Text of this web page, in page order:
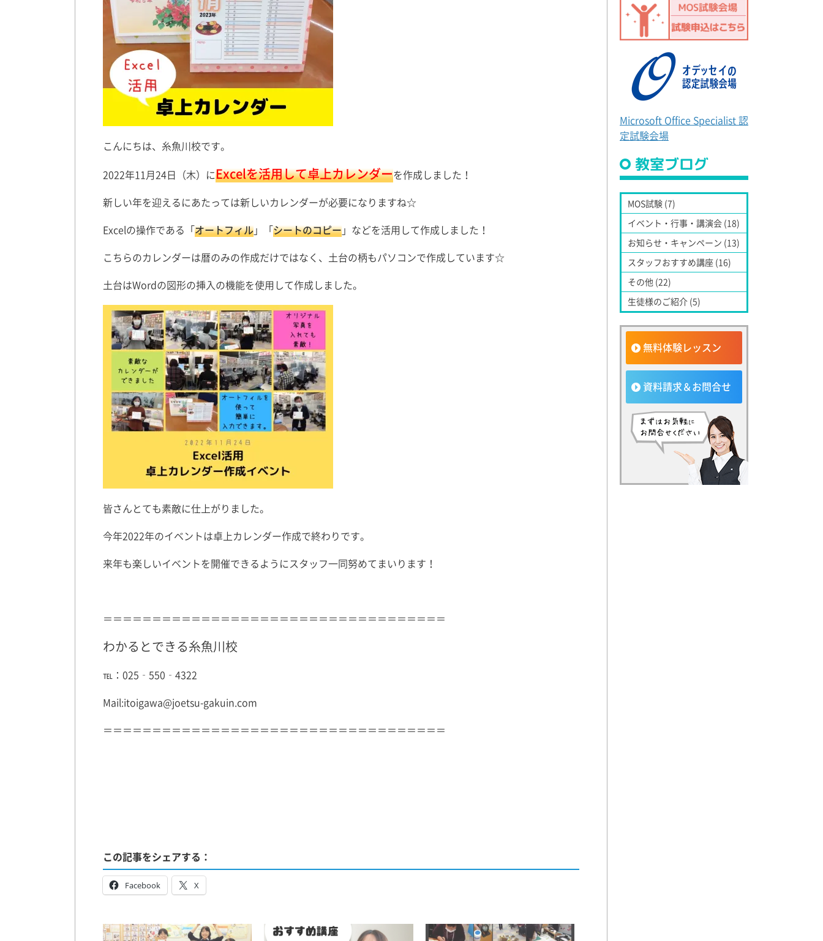
こんにちは、糸魚川校です。
2022年11月24日（木）にExcelを活用して卓上カレンダーを作成しました！
新しい年を迎えるにあたっては新しいカレンダーが必要になりますね☆
Excelの操作である「オートフィル」「シートのコピー」などを活用して作成しました！
こちらのカレンダーは暦のみの作成だけではなく、土台の柄もパソコンで作成しています☆
土台はWordの図形の挿入の機能を使用して作成しました。
皆さんとても素敵に仕上がりました。
今年2022年のイベントは卓上カレンダー作成で終わりです。
来年も楽しいイベントを開催できるようにスタッフ一同努めてまいります！
＝＝＝＝＝＝＝＝＝＝＝＝＝＝＝＝＝＝＝＝＝＝＝＝＝＝＝＝＝＝＝＝＝＝＝
わかるとできる糸魚川校
℡：025‐550‐4322
Mail:itoigawa@joetsu-gakuin.com
＝＝＝＝＝＝＝＝＝＝＝＝＝＝＝＝＝＝＝＝＝＝＝＝＝＝＝＝＝＝＝＝＝＝＝
この記事をシェアする：
Facebook X
Microsoft Office Specialist 認
定試験会場
教室ブログ
MOS試験 (7)
イベント・行事・講演会 (18)
お知らせ・キャンペーン (13)
スタッフおすすめ講座 (16)
その他 (22)
生徒様のご紹介 (5)
無料体験レッスン
資料請求＆お問合せ